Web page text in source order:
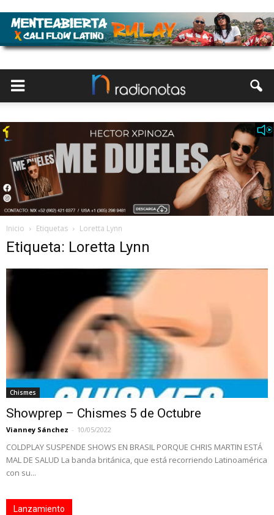
Inicio Etiquetas Loretta Lynn
Etiqueta: Loretta Lynn
Chismes
Showprep – Chismes 5 de Octubre
Vianney Sánchez - 10/05/2022
COLDPLAY SUSPENDE SHOWS EN BRASIL PORQUE CHRIS MARTIN ESTÁ
MAL DE SALUD La banda británica, que está recorriendo Latinoamérica
con su...
Lanzamiento